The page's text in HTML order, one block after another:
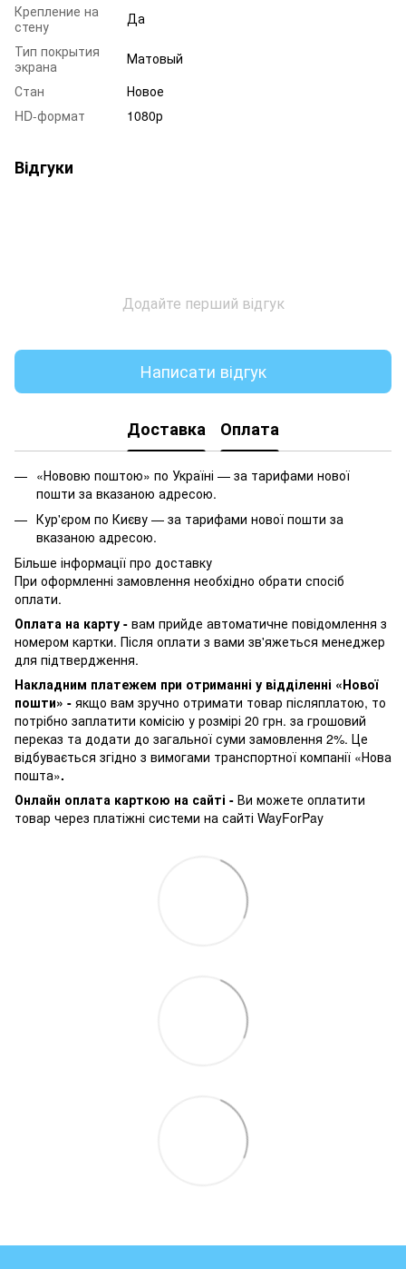
Крепление на
стену
Да
Тип покрытия
экрана
Матовый
Стан
Новое
HD-формат
1080р
Відгуки
Додайте перший відгук
Написати відгук
Доставка Оплата
«Нововю поштою» по Україні — за тарифами нової
пошти за вказаною адресою.
Кур'єром по Києву — за тарифами нової пошти за
вказаною адресою.
Більше інформації про доставку
При оформленні замовлення необхідно обрати спосіб
оплати.
Оплата на карту - вам прийде автоматичне повідомлення з
номером картки. Після оплати з вами зв'яжеться менеджер
для підтвердження.
Накладним платежем при отриманні у відділенні «Нової
пошти» - якщо вам зручно отримати товар післяплатою, то
потрібно заплатити комісію у розмірі 20 грн. за грошовий
переказ та додати до загальної суми замовлення 2%. Це
відбувається згідно з вимогами транспортної компанії «Нова
пошта».
Онлайн оплата карткою на сайті - Ви можете оплатити
товар через платіжні системи на сайті WayForPay